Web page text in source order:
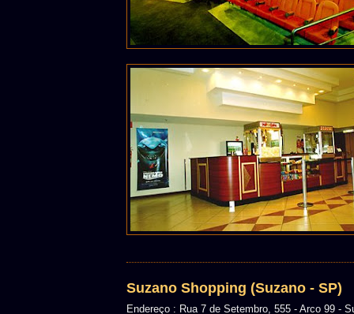
Suzano Shopping (Suzano - SP)
Endereço : Rua 7 de Setembro, 555 - Arco 99 -